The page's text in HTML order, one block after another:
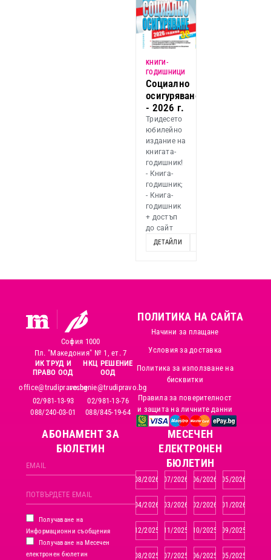
KНИГИ-
ГОДИШНИЦИ
Социално
осигуряване
- 2026 г.
Тридесето
юбилейно
издание на
книгата-
годишник!
- Книга-
годишник;
- Книга-
годишник
+ достъп
до сайт
ДЕТАЙЛИ
София 1000
Пл. "Македония" № 1, ет. 7
ИК ТРУД И
ПРАВО ООД
office@trudipravo.bg
02/981-13-93
088/240-03-01
НКЦ РЕШЕНИЕ
ООД
reshenie@trudipravo.bg
02/981-13-76
088/845-19-64
ПОЛИТИКА НА САЙТА
Начини за плащане
Условия за доставка
Политика за използване на
бисквитки
Правила за поверителност
и защита на личните данни
АБОНАМЕНТ ЗА
БЮЛЕТИН
Получаване на
Информационни съобщения
Получаване на Месечен
електронен бюлетин
MЕСЕЧЕН
ЕЛЕКТРОНЕН
БЮЛЕТИН
08/2026 07/2026 06/2026 05/2026
04/2026 03/2026 02/2026 01/2026
12/2025 11/2025 10/2025 09/2025
08/2025 07/2025 06/2025 05/2025